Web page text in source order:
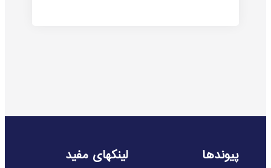
پیوندها لینکهای مفید